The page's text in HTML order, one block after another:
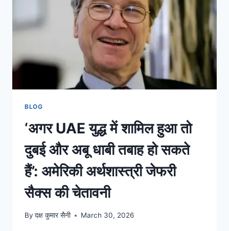
BLOG
‘अगर UAE युद्ध में शामिल हुआ तो
दुबई और अबू धाबी तबाह हो सकते
हैं’: अमेरिकी अर्थशास्त्री जेफरी
सैक्स की चेतावनी
By दक्ष कुमार सैनी March 30, 2026